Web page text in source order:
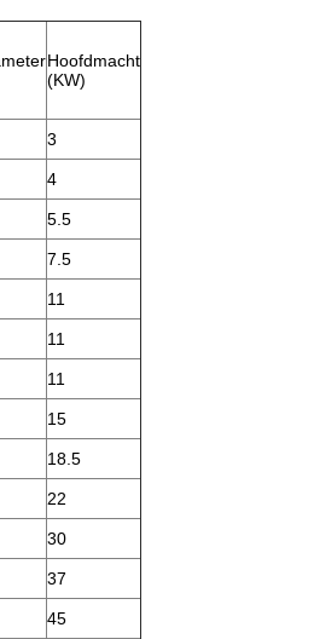
Hoofdmacht
(KW)
3
4
5.5
7.5
11
11
11
15
18.5
22
30
37
45